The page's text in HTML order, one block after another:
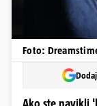
Foto:
Ako ste navikli